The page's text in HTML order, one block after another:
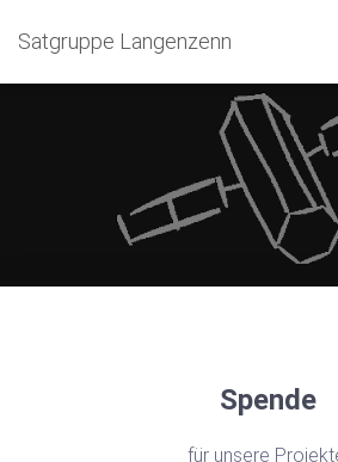
Satgruppe Langenzenn
Spende
für unsere